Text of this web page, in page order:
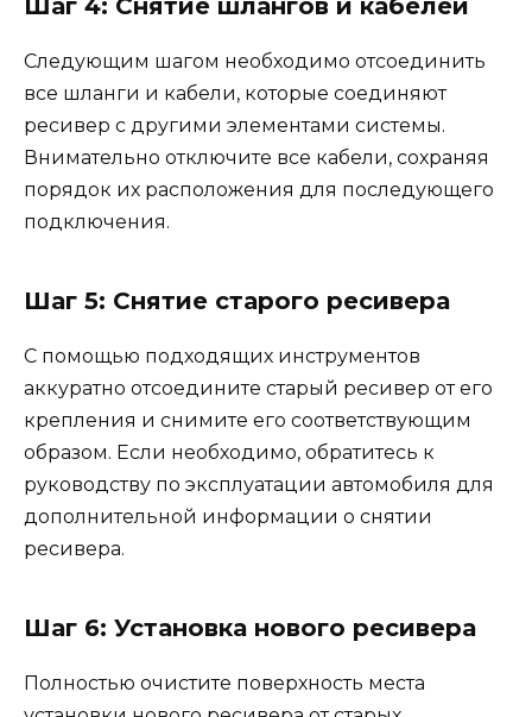
Шаг 4: Снятие шлангов и кабелей
Следующим шагом необходимо отсоединить
все шланги и кабели, которые соединяют
ресивер с другими элементами системы.
Внимательно отключите все кабели, сохраняя
порядок их расположения для последующего
подключения.
Шаг 5: Снятие старого ресивера
С помощью подходящих инструментов
аккуратно отсоедините старый ресивер от его
крепления и снимите его соответствующим
образом. Если необходимо, обратитесь к
руководству по эксплуатации автомобиля для
дополнительной информации о снятии
ресивера.
Шаг 6: Установка нового ресивера
Полностью очистите поверхность места